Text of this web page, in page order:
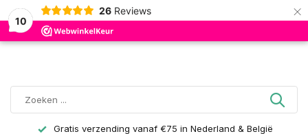
10
26 Reviews ×
0
Gratis verzending vanaf €75 in Nederland & België